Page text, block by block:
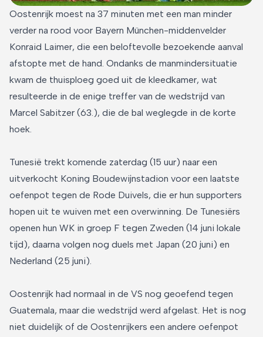
Oostenrijk moest na 37 minuten met een man minder
verder na rood voor Bayern München-middenvelder
Konraid Laimer, die een beloftevolle bezoekende aanval
afstopte met de hand. Ondanks de manmindersituatie
kwam de thuisploeg goed uit de kleedkamer, wat
resulteerde in de enige treffer van de wedstrijd van
Marcel Sabitzer (63.), die de bal weglegde in de korte
hoek.
Tunesië trekt komende zaterdag (15 uur) naar een
uitverkocht Koning Boudewijnstadion voor een laatste
oefenpot tegen de Rode Duivels, die er hun supporters
hopen uit te wuiven met een overwinning. De Tunesiërs
openen hun WK in groep F tegen Zweden (14 juni lokale
tijd), daarna volgen nog duels met Japan (20 juni) en
Nederland (25 juni).
Oostenrijk had normaal in de VS nog geoefend tegen
Guatemala, maar die wedstrijd werd afgelast. Het is nog
niet duidelijk of de Oostenrijkers een andere oefenpot